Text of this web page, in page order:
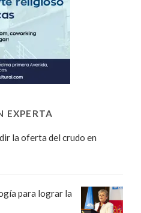
EXPERTA
la oferta del crudo en
para lograr la